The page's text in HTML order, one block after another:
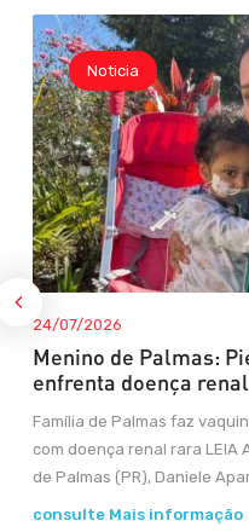
Noticia
24/07/2026
Menino de Palmas:
enfrenta doença
Família de Palmas faz
com doença renal rara LEIA
de Palmas (PR), Daniele
consulte Mais informação